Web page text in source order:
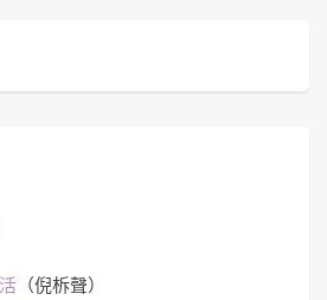
（倪柝聲）